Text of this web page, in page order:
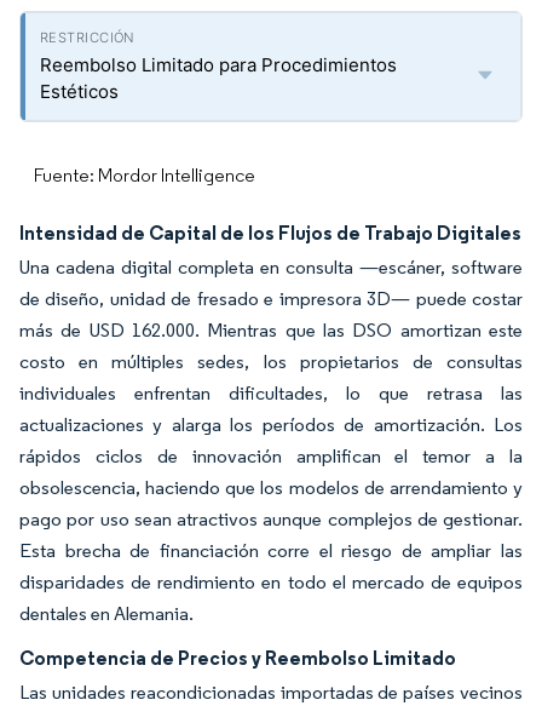
Reembolso Limitado para Procedimientos
Estéticos
Fuente: Mordor Intelligence
Intensidad de Capital de los Flujos de Trabajo Digitales
Una cadena digital completa en consulta —escáner, software
de diseño, unidad de fresado e impresora 3D— puede costar
más de USD 162.000. Mientras que las DSO amortizan este
costo en múltiples sedes, los propietarios de consultas
individuales enfrentan dificultades, lo que retrasa las
actualizaciones y alarga los períodos de amortización. Los
rápidos ciclos de innovación amplifican el temor a la
obsolescencia, haciendo que los modelos de arrendamiento y
pago por uso sean atractivos aunque complejos de gestionar.
Esta brecha de financiación corre el riesgo de ampliar las
disparidades de rendimiento en todo el mercado de equipos
dentales en Alemania.
Competencia de Precios y Reembolso Limitado
Las unidades reacondicionadas importadas de países vecinos